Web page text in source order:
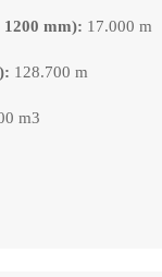
1200 mm): 17.000 m
128.700 m
m3